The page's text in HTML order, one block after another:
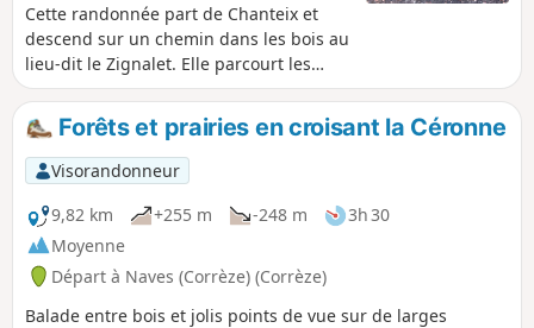
Cette randonnée part de Chanteix et
descend sur un chemin dans les bois au
lieu-dit le Zignalet. Elle parcourt les
sentiers de découverte de la vallée du
Brézou et de la forêt de Blanchefort
jusqu'à la mythique Fontaine de
l'Ermite. Elle permet d'admirer au
passage l'Étang Neuf.
Forêts et prairies en croisant la Céronne
Visorandonneur
9,82 km
+255 m -248 m
3h 30
Moyenne
Départ à Naves (Corrèze) (Corrèze)
Balade entre bois et jolis points de vue sur de larges